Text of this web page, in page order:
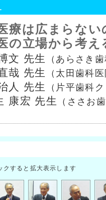
療は広まらな
の立場から考え
文 先生 （あらさき
先生 （太田歯科
先生 （片平歯科
先生
（ささお
クすると拡大表示します